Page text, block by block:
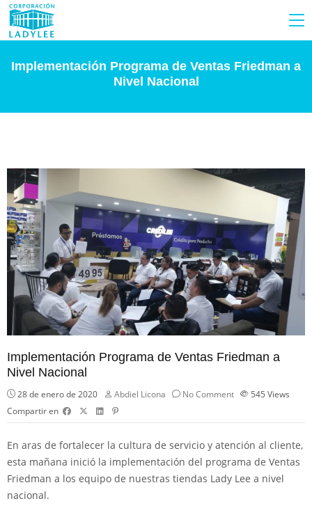
Implementación Programa de Ventas Friedman a
Nivel Nacional
Implementación Programa de Ventas Friedman a
Nivel Nacional
28 de enero de 2020 Abdiel Licona No Comment 545 Views
Compartir en
En aras de fortalecer la cultura de servicio y atención al cliente,
esta mañana inició la implementación del programa de Ventas
Friedman a los equipo de nuestras tiendas Lady Lee a nivel
nacional.